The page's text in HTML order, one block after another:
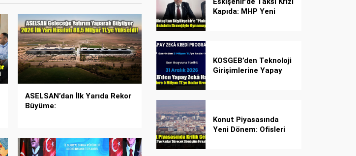
ASELSAN’dan İlk Yarıda Rekor
Büyüme:
Kapıda: MHP Yeni
KOSGEB’den Teknoloji
Girişimlerine Yapay
Konut Piyasasında
Yeni Dönem: Ofisleri